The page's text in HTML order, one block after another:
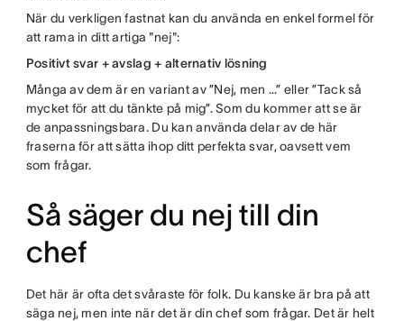
När du verkligen fastnat kan du använda en enkel formel för
att rama in ditt artiga "nej":
Positivt svar + avslag + alternativ lösning
Många av dem är en variant av ”Nej, men …” eller ”Tack så
mycket för att du tänkte på mig”. Som du kommer att se är
de anpassningsbara. Du kan använda delar av de här
fraserna för att sätta ihop ditt perfekta svar, oavsett vem
som frågar.
Så säger du nej till din
chef
Det här är ofta det svåraste för folk. Du kanske är bra på att
säga nej, men inte när det är din chef som frågar. Det är helt